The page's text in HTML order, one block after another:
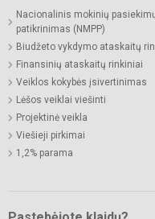
Nacionalinis mokinių
patikrinimas (NMPP)
Biudžeto vykdymo ataskaitų
Finansinių ataskaitų rinkiniai
Veiklos kokybės įsivertinimas
Lėšos veiklai viešinti
Projektinė veikla
Viešieji pirkimai
1,2% parama